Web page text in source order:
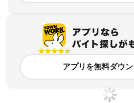
アプリを無料ダウ